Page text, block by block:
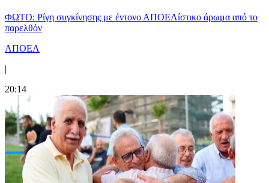
ΦΩΤΟ: Ρίγη συγκίνησης με έντονο ΑΠΟΕΛίστικο άρωμα από το
παρελθόν
ΑΠΟΕΛ
|
20:14